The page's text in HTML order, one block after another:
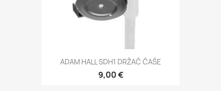
ADAM HALL SDH1 DRŽAČ ČAŠE
9,00 €